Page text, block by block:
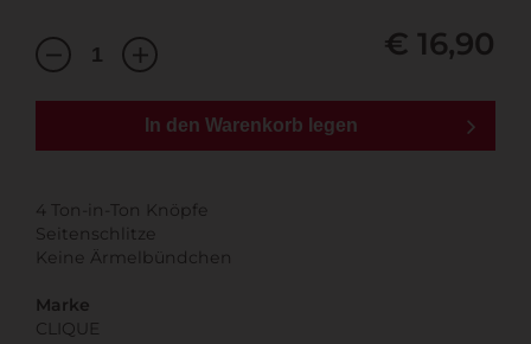
€ 16,90
In den Warenkorb legen
4 Ton-in-Ton Knöpfe
Seitenschlitze
Keine Ärmelbündchen
Marke
CLIQUE